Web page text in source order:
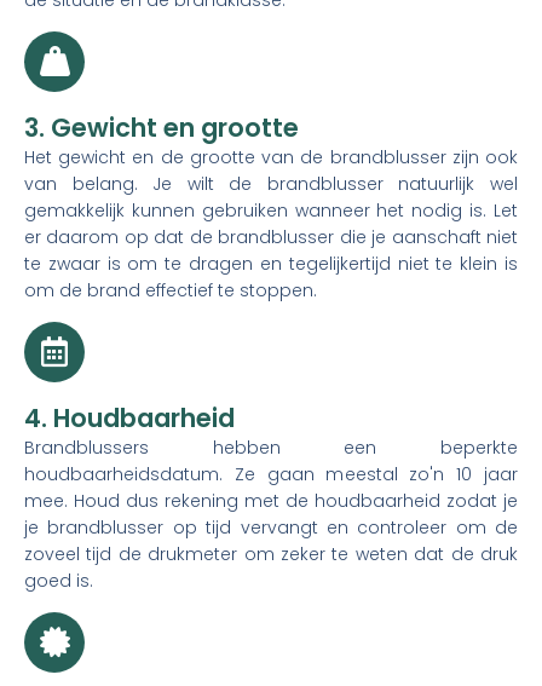
3. Gewicht en grootte
Het gewicht en de grootte van de brandblusser zijn ook
van belang. Je wilt de brandblusser natuurlijk wel
gemakkelijk kunnen gebruiken wanneer het nodig is. Let
er daarom op dat de brandblusser die je aanschaft niet
te zwaar is om te dragen en tegelijkertijd niet te klein is
om de brand effectief te stoppen.
4. Houdbaarheid
Brandblussers hebben een beperkte
houdbaarheidsdatum. Ze gaan meestal zo'n 10 jaar
mee. Houd dus rekening met de houdbaarheid zodat je
je brandblusser op tijd vervangt en controleer om de
zoveel tijd de drukmeter om zeker te weten dat de druk
goed is.